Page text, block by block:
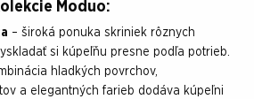
Moduo:
– široká ponuka skriniek rôznych
si kúpeľňu presne podľa potrieb.
hladkých povrchov,
a elegantných farieb dodáva kúpeľni